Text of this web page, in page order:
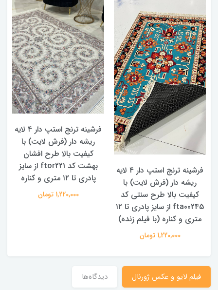
فرشینه ترنج استپ دار ۴ لایه
ریشه دار (فرش لایت) با
کیفیت بالا طرح سنتی کد
fta00245 از سایز پادری تا ۱۲
متری و کناره (با فیلم زنده)
1,220,000 تومان
فرشینه ترنج استپ دار ۴ لایه
ریشه دار (فرش لایت) با
کیفیت بالا طرح افشان
بهشت کد ftor221 از سایز
پادری تا ۱۲ متری و کناره
1,220,000 تومان
فیلم لایو و عکس ژورنال دیدگاه‌ها